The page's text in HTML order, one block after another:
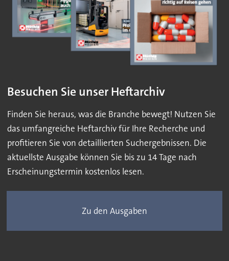
Besuchen Sie unser Heftarchiv
Finden Sie heraus, was die Branche bewegt! Nutzen Sie
das umfangreiche Heftarchiv für Ihre Recherche und
profitieren Sie von detaillierten Suchergebnissen. Die
aktuellste Ausgabe können Sie bis zu 14 Tage nach
Erscheinungstermin kostenlos lesen.
Zu den Ausgaben